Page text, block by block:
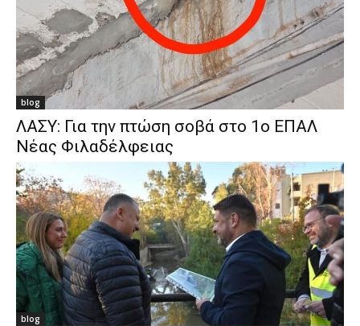
blog
ΛΑΣΥ: Για την πτώση σοβά στο 1ο ΕΠΑΛ
Νέας Φιλαδέλφειας
blog